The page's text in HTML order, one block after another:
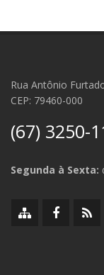
Rua Antônio
CEP: 79460-000
(67) 3250-
Segunda à Sexta:
MapaFacebook